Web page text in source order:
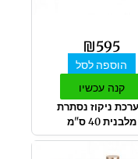
₪595
הוספה לסל
קנה עכשיו
ניקוז נסתרת
מלבנית 40 ס"מ